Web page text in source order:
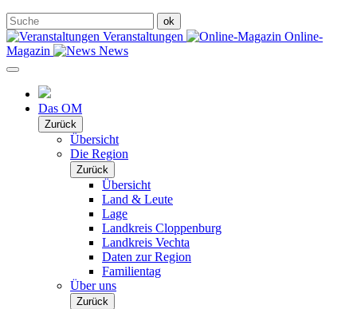
Veranstaltungen
Online-
Magazin
News
Das OM
Zurück
Übersicht
Die Region
Zurück
Übersicht
Land & Leute
Lage
Landkreis Cloppenburg
Landkreis Vechta
Daten zur Region
Familientag
Über uns
Zurück